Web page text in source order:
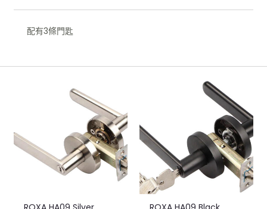
配有3條門匙